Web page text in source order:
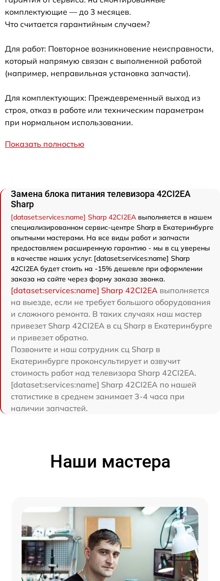
комплектующие — до 3 месяцев.
Что считается гарантийным случаем?
Для работ: Повторное возникновение неисправности,
который напрямую связан с выполненной работой
(например, неправильная установка запчасти).
Для комплектующих: Преждевременный выход из
строя, отказ в работе или техническим параметрам
при нормальном использовании.
Показать полностью
Замена блока питания телевизора 42CI2EA
Sharp
[dataset:services:name] Sharp 42CI2EA выполняется в нашем
специализированном сервис-центре Sharp в Екатеринбурге
опытными мастерами. На все виды работ и запчасти
предоставляем расширенную гарантию - мы в сц уверены
в качестве наших услуг. [dataset:services:name] Sharp
42CI2EA будет стоить на -15% дешевле при оформлении
заказа на сайте через форму заказа звонка.
[dataset:services:name] Sharp 42CI2EA выполняется
на выезде, если не требует большого оборудования
и сложного ремонта. В таких случаях наш мастер
привезет Sharp 42CI2EA в сц Sharp в Екатеринбурге
и привезет обратно.
Позвоните и наш сотрудник сц Sharp в
Екатеринбурге проконсультирует и озвучит
стоимость работ над телевизора Sharp 42CI2EA.
[dataset:services:name] Sharp 42CI2EA по нашей
статистике в среднем занимает 3-4 часа при
наличии запчастей.
Наши мастера